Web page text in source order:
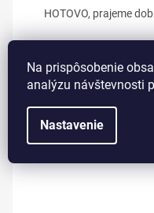
Na prispôsobenie
analýzu návštevnosti
Nastavenie
HOTOVO, prajeme